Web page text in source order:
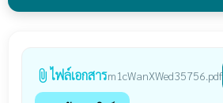
attach_file ไฟล์เอกสารm1cWanXWed35756.pdf